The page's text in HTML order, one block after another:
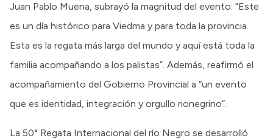
Juan Pablo Muena, subrayó la magnitud del evento: “Este
es un día histórico para Viedma y para toda la provincia.
Esta es la regata más larga del mundo y aquí está toda la
familia acompañando a los palistas”. Además, reafirmó el
acompañamiento del Gobierno Provincial a “un evento
que es identidad, integración y orgullo rionegrino”.
La 50° Regata Internacional del río Negro se desarrolló